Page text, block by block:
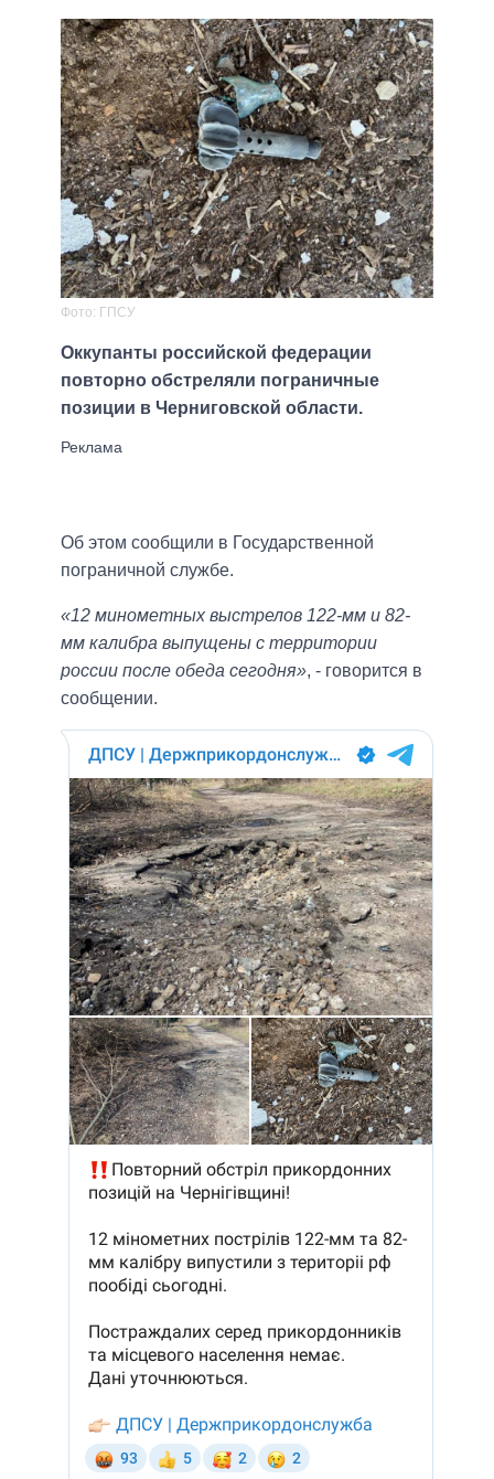
Фото: ГПСУ
Оккупанты российской федерации
повторно обстреляли пограничные
позиции в Черниговской области.
Об этом сообщили в Государственной
пограничной службе.
«12 минометных выстрелов 122-мм и 82-
мм калибра выпущены с территории
россии после обеда сегодня», - говорится в
сообщении.